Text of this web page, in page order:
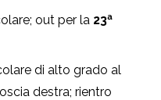
out per la 23ª
di alto grado al
destra; rientro